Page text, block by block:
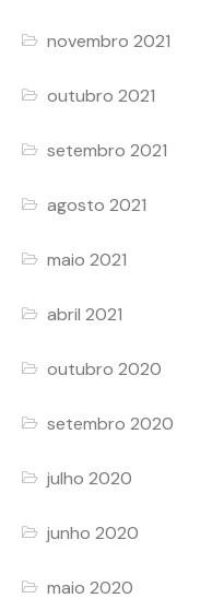
novembro 2021
outubro 2021
setembro 2021
agosto 2021
maio 2021
abril 2021
outubro 2020
setembro 2020
julho 2020
junho 2020
maio 2020